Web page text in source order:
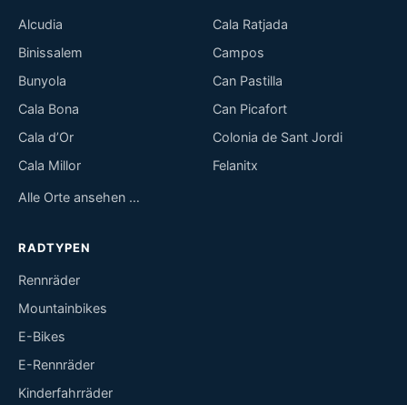
Alcudia
Binissalem
Bunyola
Cala Bona
Cala d’Or
Cala Millor
Cala Ratjada
Campos
Can Pastilla
Can Picafort
Colonia de Sant Jordi
Felanitx
Alle Orte ansehen …
RADTYPEN
Rennräder
Mountainbikes
E-Bikes
E-Rennräder
Kinderfahrräder